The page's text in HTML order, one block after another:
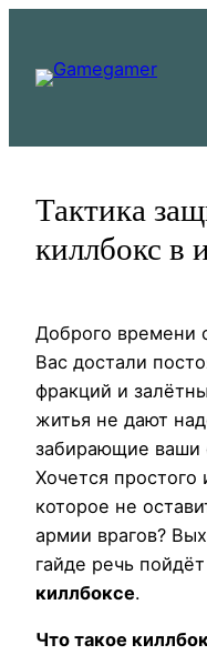
содержимому
Тактика
киллбокс в
Доброго времени
Вас достали
фракций и
житья не дают
забирающие ваши
Хочется
которое не
армии врагов?
гайде речь
киллбоксе.
Что такое